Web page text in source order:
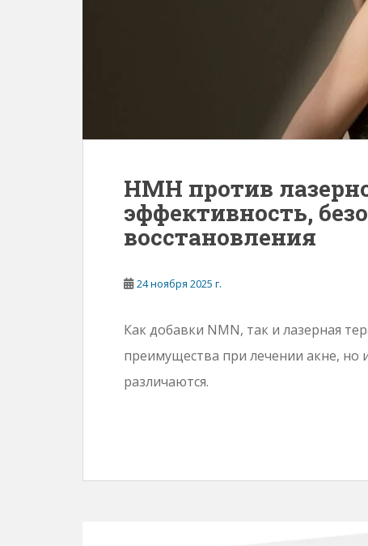
НМН против
эффективность,
восстановления
24 ноября 2025 г.
Как добавки NMN, так и лазерная
преимущества при лечении акне, но
различаются.